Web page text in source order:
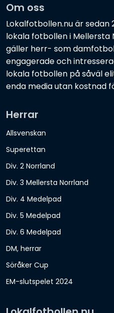
Om oss
Lokalfotbollen.nu är
lokala fotbollen i Mellersta
gäller herr- som
engagerade och
lokala fotbollen på såväl
enda media utan kostnad
Herrar
Allsvenskan
Superettan
Div. 2 Norrland
Div. 3 Mellersta Norrland
Div. 4 Medelpad
Div. 5 Medelpad
Div. 6 Medelpad
DM, herrar
Söråker Cup
EM-slutspelet 2024